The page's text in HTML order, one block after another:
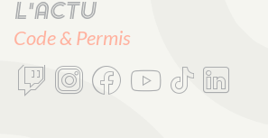
L'actu
Code & Permis